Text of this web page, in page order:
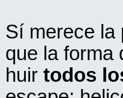
Sí merece la
que la forma
huir todos